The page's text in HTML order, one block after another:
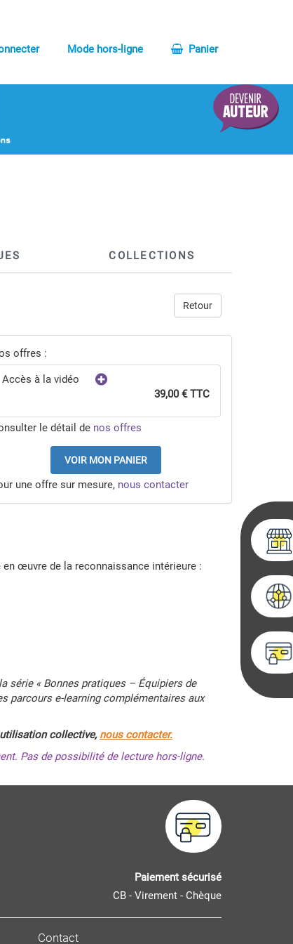
Mode hors-ligne Panier
COLLECTIONS
Retour
offres :
Accès à la vidéo
39,00 € TTC
le détail de nos offres
VOIR MON PANIER
une offre sur mesure, nous contacter
œuvre de la reconnaissance intérieure :
série « Bonnes pratiques – Équipiers de
parcours e-learning complémentaires aux
collective, nous contacter.
Pas de possibilité de lecture hors-ligne.
Paiement sécurisé
CB - Virement - Chèque
Contact